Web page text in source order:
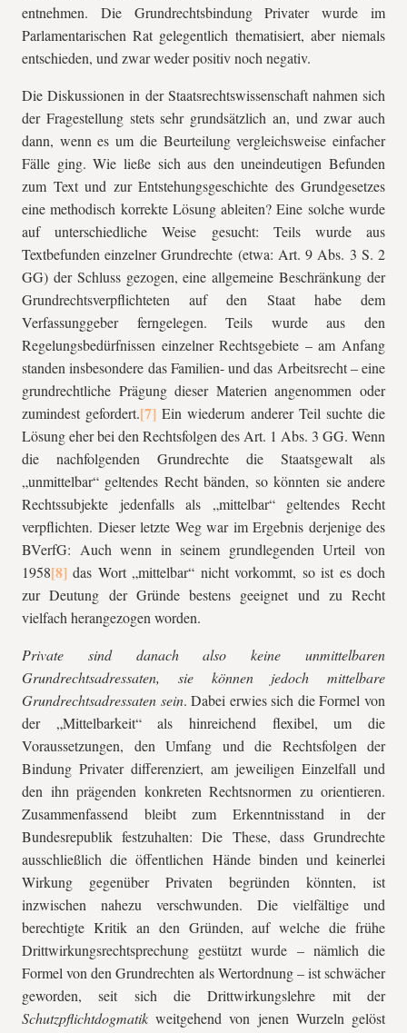
entnehmen. Die Grundrechtsbindung Privater wurde im
Parlamentarischen Rat gelegentlich thematisiert, aber niemals
entschieden, und zwar weder positiv noch negativ.
Die Diskussionen in der Staatsrechtswissenschaft nahmen sich
der Fragestellung stets sehr grundsätzlich an, und zwar auch
dann, wenn es um die Beurteilung vergleichsweise einfacher
Fälle ging. Wie ließe sich aus den uneindeutigen Befunden
zum Text und zur Entstehungsgeschichte des Grundgesetzes
eine methodisch korrekte Lösung ableiten? Eine solche wurde
auf unterschiedliche Weise gesucht: Teils wurde aus
Textbefunden einzelner Grundrechte (etwa: Art. 9 Abs. 3 S. 2
GG) der Schluss gezogen, eine allgemeine Beschränkung der
Grundrechtsverpflichteten auf den Staat habe dem
Verfassunggeber ferngelegen. Teils wurde aus den
Regelungsbedürfnissen einzelner Rechtsgebiete – am Anfang
standen insbesondere das Familien- und das Arbeitsrecht – eine
grundrechtliche Prägung dieser Materien angenommen oder
zumindest gefordert.
Ein wiederum anderer Teil suchte die
Lösung eher bei den Rechtsfolgen des Art. 1 Abs. 3 GG. Wenn
die nachfolgenden Grundrechte die Staatsgewalt als
„unmittelbar“ geltendes Recht bänden, so könnten sie andere
Rechtssubjekte jedenfalls als „mittelbar“ geltendes Recht
verpflichten. Dieser letzte Weg war im Ergebnis derjenige des
BVerfG: Auch wenn in seinem grundlegenden Urteil von
1958
das Wort „mittelbar“ nicht vorkommt, so ist es doch
zur Deutung der Gründe bestens geeignet und zu Recht
vielfach herangezogen worden.
Private sind danach also keine unmittelbaren
Grundrechtsadressaten, sie können jedoch mittelbare
Grundrechtsadressaten sein. Dabei erwies sich die Formel von
der „Mittelbarkeit“ als hinreichend flexibel, um die
Voraussetzungen, den Umfang und die Rechtsfolgen der
Bindung Privater differenziert, am jeweiligen Einzelfall und
den ihn prägenden konkreten Rechtsnormen zu orientieren.
Zusammenfassend bleibt zum Erkenntnisstand in der
Bundesrepublik festzuhalten: Die These, dass Grundrechte
ausschließlich die öffentlichen Hände binden und keinerlei
Wirkung gegenüber Privaten begründen könnten, ist
inzwischen nahezu verschwunden. Die vielfältige und
berechtigte Kritik an den Gründen, auf welche die frühe
Drittwirkungsrechtsprechung gestützt wurde – nämlich die
Formel von den Grundrechten als Wertordnung – ist schwächer
geworden, seit sich die Drittwirkungslehre mit der
Schutzpflichtdogmatikweitgehend von jenen Wurzeln gelöst